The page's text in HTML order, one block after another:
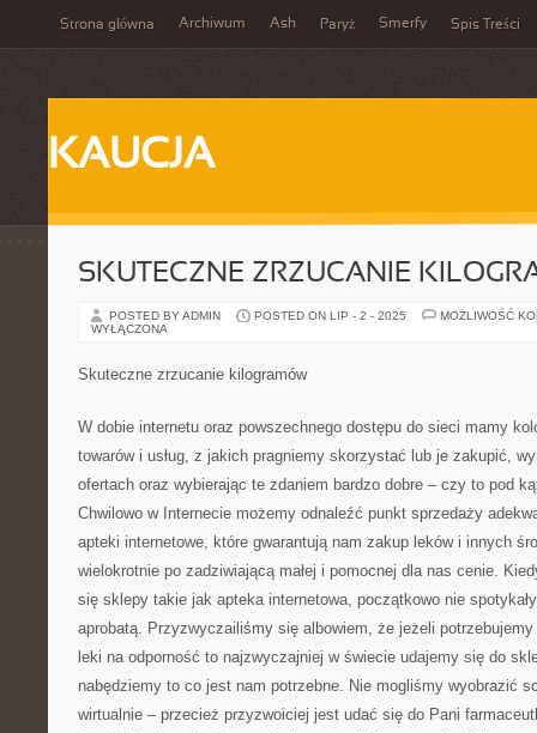
Strona główna Archiwum Ash Paryż Smerfy Spis Treści
KAUCJA
SKUTECZNE ZRZUCANIE
POSTED BY ADMIN POSTED ON LIP - 2 - 2025
MOŻLIWOŚĆ
WYŁĄCZONA
Skuteczne zrzucanie kilogramów
W dobie internetu oraz powszechnego dostępu do sieci mamy
towarów i usług, z jakich pragniemy skorzystać lub je zakupić,
ofertach oraz wybierając te zdaniem bardzo dobre – czy to pod
Chwilowo w Internecie możemy odnaleźć punkt sprzedaży
apteki internetowe, które gwarantują nam zakup leków i innych
wielokrotnie po zadziwiającą małej i pomocnej dla nas cenie.
się sklepy takie jak apteka internetowa, początkowo nie
aprobatą. Przyzwyczailiśmy się albowiem, że jeżeli potrzebujemy
leki na odporność to najzwyczajniej w świecie udajemy się do
nabędziemy to co jest nam potrzebne. Nie mogliśmy wyobrazić
wirtualnie – przecież przyzwoiciej jest udać się do Pani